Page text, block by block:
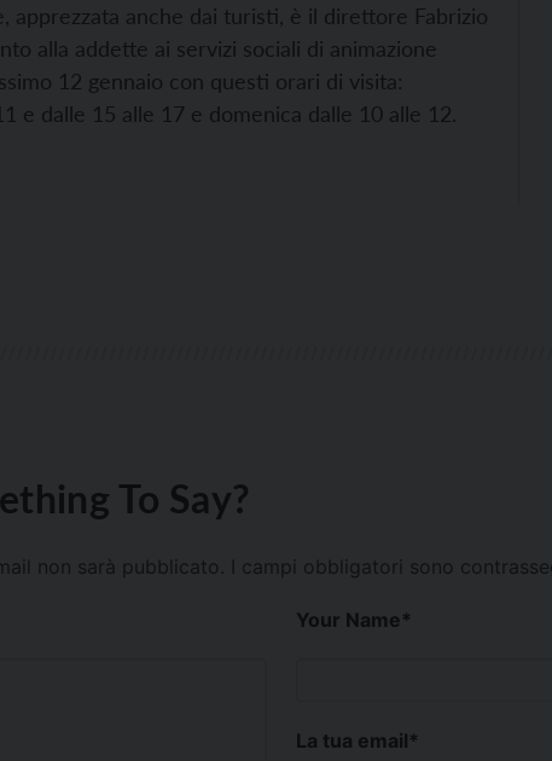
apprezzata anche dai turisti, è il direttore Fabrizio
alla addette ai servizi sociali di animazione
12 gennaio con questi orari di visita:
e dalle 15 alle 17 e domenica dalle 10 alle 12.
To Say?
non sarà pubblicato. I campi obbligatori sono
Your Name*
La tua email*